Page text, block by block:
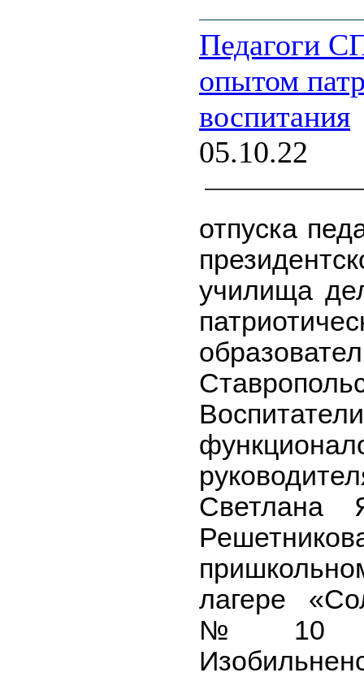
Педагоги
опытом
воспитания
05.10.22
отпуска
училища
Светлана
лагере
№10